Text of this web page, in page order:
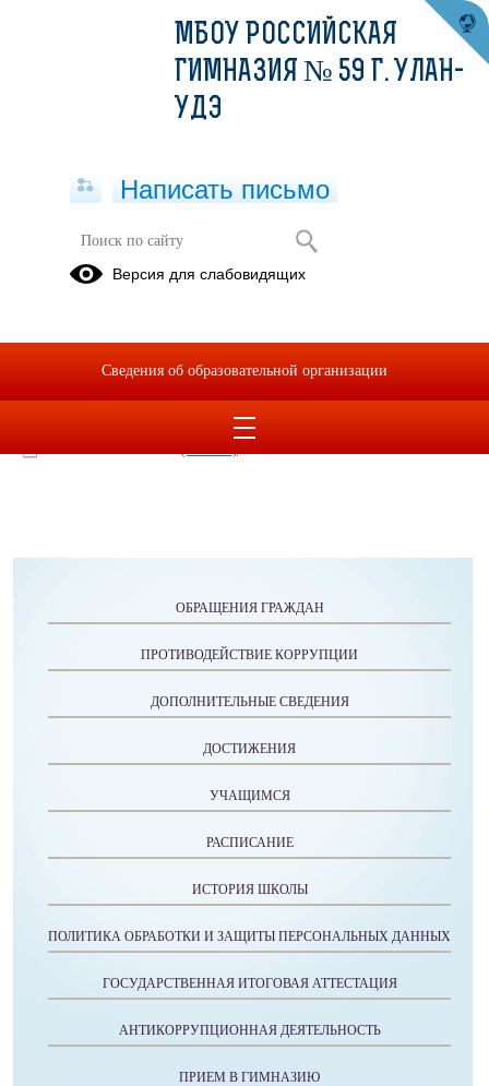
Меню 15.04.2022
Меню 15.04.2022
(скачать)
ОБРАЩЕНИЯ ГРАЖДАН
ПРОТИВОДЕЙСТВИЕ КОРРУПЦИИ
ДОПОЛНИТЕЛЬНЫЕ СВЕДЕНИЯ
ДОСТИЖЕНИЯ
УЧАЩИМСЯ
РАСПИСАНИЕ
ИСТОРИЯ ШКОЛЫ
ПОЛИТИКА ОБРАБОТКИ И ЗАЩИТЫ ПЕРСОНАЛЬНЫХ ДАННЫХ
ГОСУДАРСТВЕННАЯ ИТОГОВАЯ АТТЕСТАЦИЯ
АНТИКОРРУПЦИОННАЯ ДЕЯТЕЛЬНОСТЬ
ПРИЕМ В ГИМНАЗИЮ
МБОУ РОССИЙСКАЯ
ГИМНАЗИЯ № 59 Г. УЛАН-
УДЭ
Написать письмо
Версия для слабовидящих
Сведения об образовательной организации